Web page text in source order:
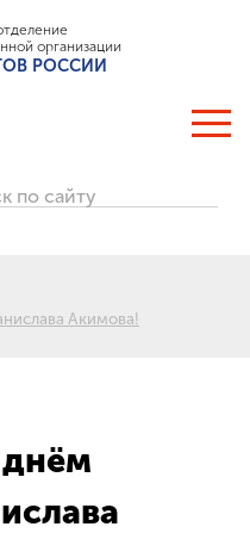
организации
РОССИИ
по сайту
Акимова!